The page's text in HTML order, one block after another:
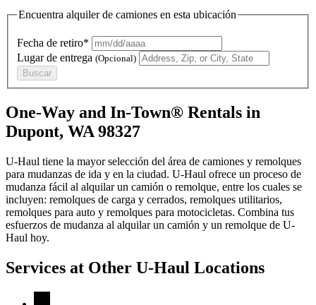
Encuentra alquiler de camiones en esta ubicación
Fecha de retiro*
Lugar de entrega (Opcional)
Buscar
One-Way and In-Town® Rentals in
Dupont, WA 98327
U-Haul tiene la mayor selección del área de camiones y remolques
para mudanzas de ida y en la ciudad. U-Haul ofrece un proceso de
mudanza fácil al alquilar un camión o remolque, entre los cuales se
incluyen: remolques de carga y cerrados, remolques utilitarios,
remolques para auto y remolques para motocicletas. Combina tus
esfuerzos de mudanza al alquilar un camión y un remolque de U-
Haul hoy.
Services at Other U-Haul Locations